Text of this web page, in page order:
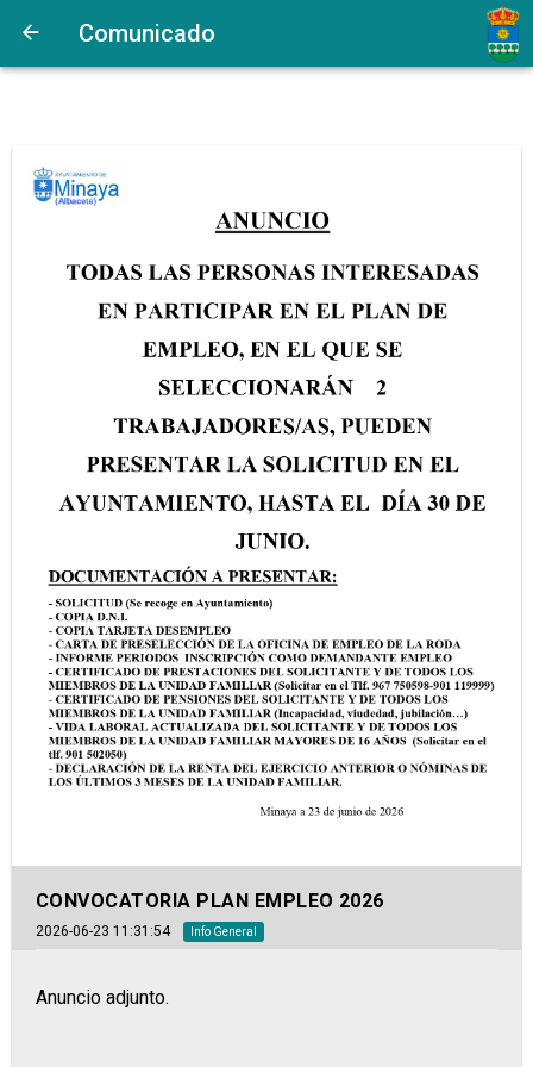
Comunicado
CONVOCATORIA PLAN EMPLEO 2026
2026-06-23 11:31:54 Info General
Anuncio adjunto.